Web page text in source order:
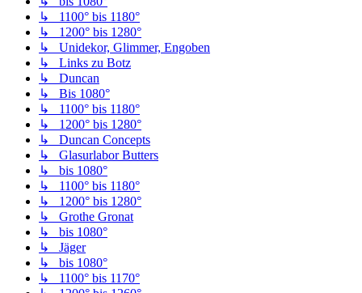
↳ 1100° bis 1180°
↳ 1200° bis 1280°
↳ Unidekor, Glimmer, Engoben
↳ Links zu Botz
↳ Duncan
↳ Bis 1080°
↳ 1100° bis 1180°
↳ 1200° bis 1280°
↳ Duncan Concepts
↳ Glasurlabor Butters
↳ bis 1080°
↳ 1100° bis 1180°
↳ 1200° bis 1280°
↳ Grothe Gronat
↳ bis 1080°
↳ Jäger
↳ bis 1080°
↳ 1100° bis 1170°